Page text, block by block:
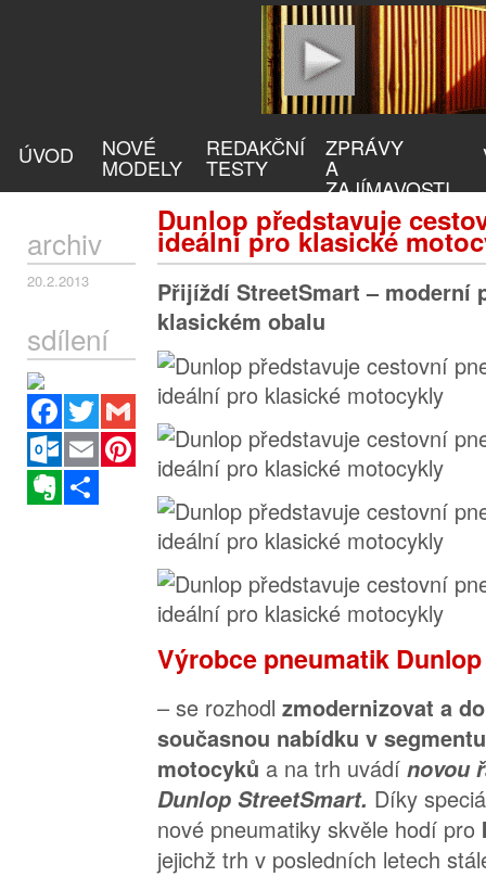
ÚVOD NOVÉ
MODELY
REDAKČNÍ
TESTY
ZPRÁVY
A
ZAJÍMAVOSTI
Dunlop představuje
ideální pro klasické
archiv
20.2.2013
sdílení
Facebook
Twitter
Gmail
Outlook.com
Email
Pinterest
Evernote
Přijíždí StreetSmart – moderní
klasickém obalu
Výrobce pneumatik Dunlop
– se rozhodl zmodernizovat a
současnou nabídku v
motocyků a na trh uvádí novou
Dunlop StreetSmart. Díky
nové pneumatiky skvěle hodí pro
jejichž trh v posledních letech